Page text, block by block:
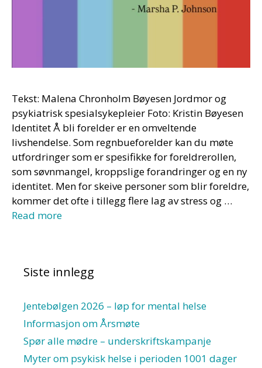
Tekst: Malena Chronholm Bøyesen Jordmor og
psykiatrisk spesialsykepleier Foto: Kristin Bøyesen
Identitet Å bli forelder er en omveltende
livshendelse. Som regnbueforelder kan du møte
utfordringer som er spesifikke for foreldrerollen,
som søvnmangel, kroppslige forandringer og en ny
identitet. Men for skeive personer som blir foreldre,
kommer det ofte i tillegg flere lag av stress og …
Read more
Siste innlegg
Jentebølgen 2026 – løp for mental helse
Informasjon om Årsmøte
Spør alle mødre – underskriftskampanje
Myter om psykisk helse i perioden 1001 dager